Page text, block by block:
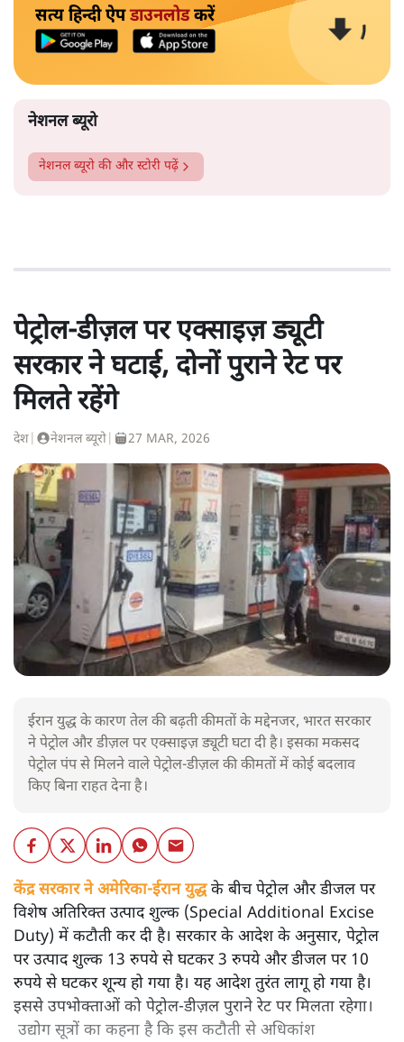
सत्य हिन्दी ऐपडाउनलोडकरें
नेशनल ब्यूरो
नेशनल ब्यूरो की और स्टोरी पढ़ें
पेट्रोल-डीज़ल पर एक्साइज़ ड्यूटी
सरकार ने घटाई, दोनों पुराने रेट पर
मिलते रहेंगे
देश नेशनल ब्यूरो 27 MAR, 2026
ईरान युद्ध के कारण तेल की बढ़ती कीमतों के मद्देनजर, भारत सरकार
ने पेट्रोल और डीज़ल पर एक्साइज़ ड्यूटी घटा दी है। इसका मकसद
पेट्रोल पंप से मिलने वाले पेट्रोल-डीज़ल की कीमतों में कोई बदलाव
किए बिना राहत देना है।
केंद्र सरकार ने अमेरिका-ईरान युद्धके बीच पेट्रोल और डीजल पर
विशेष अतिरिक्त उत्पाद शुल्क (Special Additional Excise
Duty) में कटौती कर दी है। सरकार के आदेश के अनुसार, पेट्रोल
पर उत्पाद शुल्क 13 रुपये से घटकर 3 रुपये और डीजल पर 10
रुपये से घटकर शून्य हो गया है। यह आदेश तुरंत लागू हो गया है।
इससे उपभोक्ताओं को पेट्रोल-डीज़ल पुराने रेट पर मिलता रहेगा।
उद्योग सूत्रों का कहना है कि इस कटौती से अधिकांश